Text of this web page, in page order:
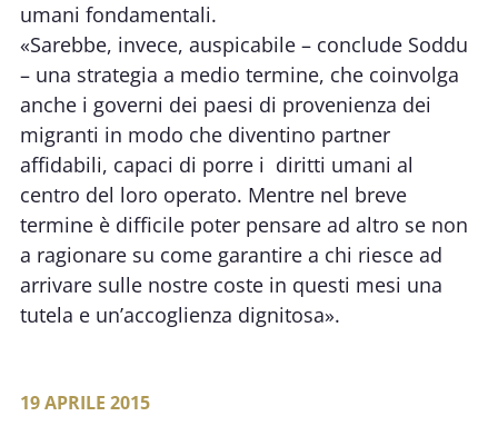
umani fondamentali.
«Sarebbe, invece, auspicabile – conclude Soddu
– una strategia a medio termine, che coinvolga
anche i governi dei paesi di provenienza dei
migranti in modo che diventino partner
affidabili, capaci di porre i diritti umani al
centro del loro operato. Mentre nel breve
termine è difficile poter pensare ad altro se non
a ragionare su come garantire a chi riesce ad
arrivare sulle nostre coste in questi mesi una
tutela e un’accoglienza dignitosa».
19 APRILE 2015